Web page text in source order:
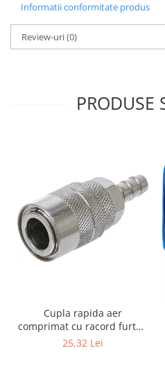
Informatii conformitate produs
Review-uri(0)
PRODUSE
Cupla rapida aer
comprimat cu racord furtun
8 mm (5/16") | SUA / Franta
25,32 Lei